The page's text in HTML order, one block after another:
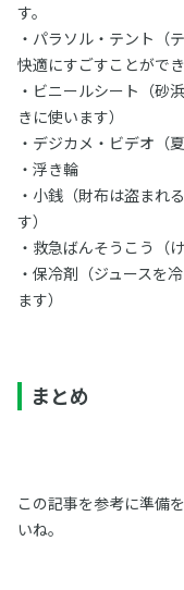
す。
・パラソル・テント（
快適にすごすことができ
・ビニールシート（砂
きに使います）
・デジカメ・ビデオ（
・浮き輪
・小銭（財布は盗まれ
す）
・救急ばんそうこう（
・保冷剤（ジュースを
ます）
まとめ
この記事を参考に準備
いね。